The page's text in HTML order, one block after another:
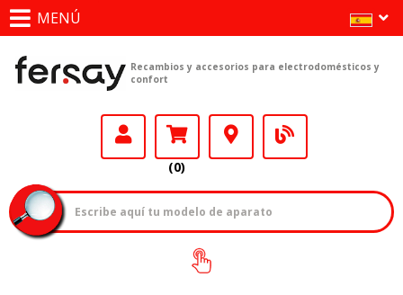
MENÚ
Recambios y accesorios para electrodomésticos y
confort
(0)
¿Cómo encontrar
tu modelo?